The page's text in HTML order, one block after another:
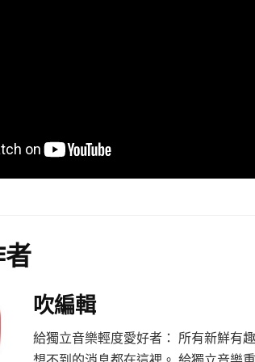
吹編輯
給獨立音樂輕度愛好者： 所有新鮮有